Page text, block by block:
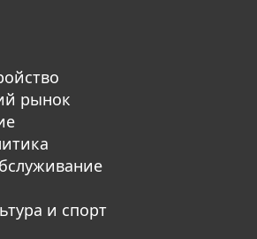
рынок
и спорт